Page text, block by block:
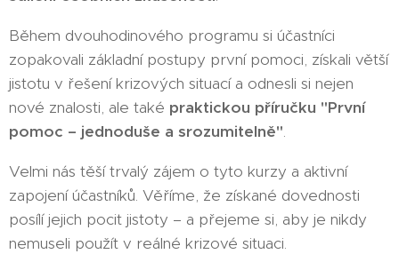
Během dvouhodinového programu si účastníci
zopakovali základní postupy první pomoci, získali větší
jistotu v řešení krizových situací a odnesli si nejen
nové znalosti, ale také praktickou příručku "První
pomoc – jednoduše a srozumitelně".
Velmi nás těší trvalý zájem o tyto kurzy a aktivní
zapojení účastníků. Věříme, že získané dovednosti
posílí jejich pocit jistoty – a přejeme si, aby je nikdy
nemuseli použít v reálné krizové situaci.